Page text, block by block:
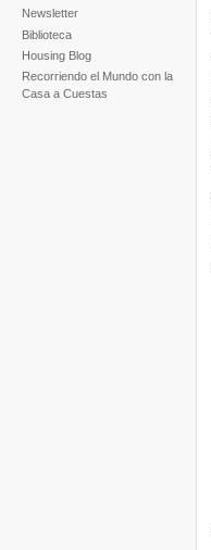
Newsletter
Biblioteca
Housing Blog
Recorriendo el Mundo con la
Casa a Cuestas